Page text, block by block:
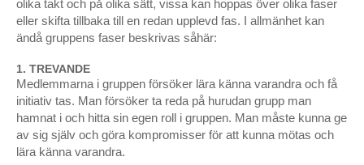
Slave to the Rhythm – Gustavs Adolf torg, Stockholm
Nattvakten – Uddevalla kommunkontor, fd
Uddevallavarvets huvudkontor
Nattlig resa – Stockholms Ström⎟floden Thames,
London⎟Karlskrona skärgård
olika takt och på olika sätt, vissa kan hoppas över olika faser
eller skifta tillbaka till en redan upplevd fas. I allmänhet kan
ändå gruppens faser beskrivas såhär:
1. TREVANDE
Medlemmarna i gruppen försöker lära känna varandra och få
initiativ tas. Man försöker ta reda på hurudan grupp man
hamnat i och hitta sin egen roll i gruppen. Man måste kunna ge
av sig själv och göra kompromisser för att kunna mötas och
lära känna varandra.